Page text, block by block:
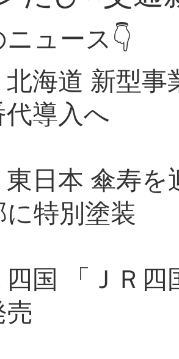
ュース👇
海道 新型
代導入へ
日本 傘寿
特別塗装
国 「ＪＲ